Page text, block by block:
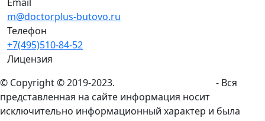
m@doctorplus-butovo.ru
Телефон
+7(495)510-84-52
Лицензия
© Copyright © 2019-2023.
- Вся
представленная на сайте информация носит
исключительно информационный характер и была